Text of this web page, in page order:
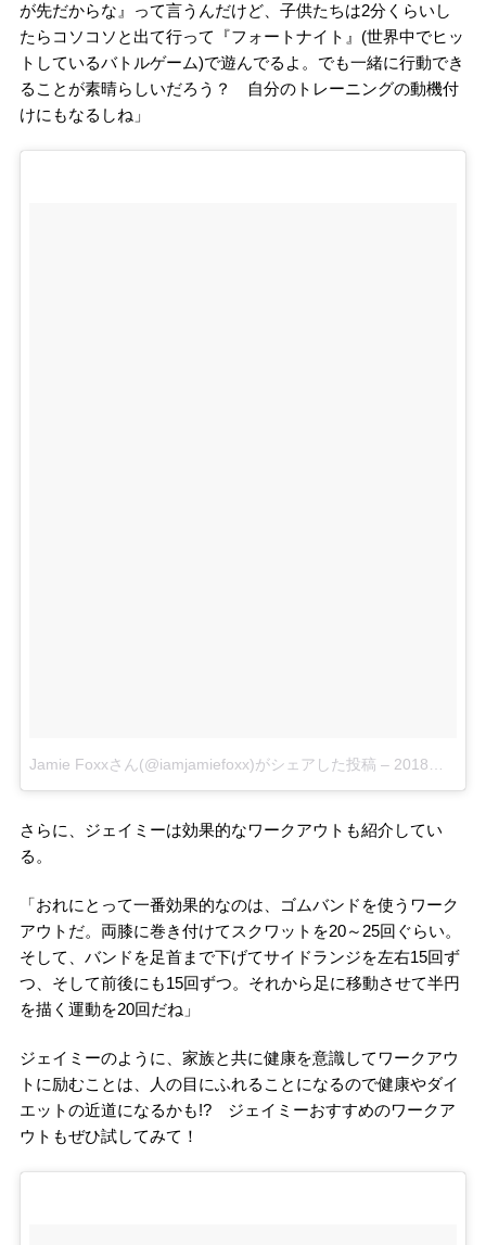
が先だからな』って言うんだけど、子供たちは2分くらいし
たらコソコソと出て行って『フォートナイト』(世界中でヒッ
トしているバトルゲーム)で遊んでるよ。でも一緒に行動でき
ることが素晴らしいだろう？ 自分のトレーニングの動機付
けにもなるしね」
Jamie Foxxさん(@iamjamiefoxx)がシェアした投稿 – 2018年 7月月25日午前10時05分PDT
さらに、ジェイミーは効果的なワークアウトも紹介してい
る。
「おれにとって一番効果的なのは、ゴムバンドを使うワーク
アウトだ。両膝に巻き付けてスクワットを20～25回ぐらい。
そして、バンドを足首まで下げてサイドランジを左右15回ず
つ、そして前後にも15回ずつ。それから足に移動させて半円
を描く運動を20回だね」
ジェイミーのように、家族と共に健康を意識してワークアウ
トに励むことは、人の目にふれることになるので健康やダイ
エットの近道になるかも!? ジェイミーおすすめのワークア
ウトもぜひ試してみて！